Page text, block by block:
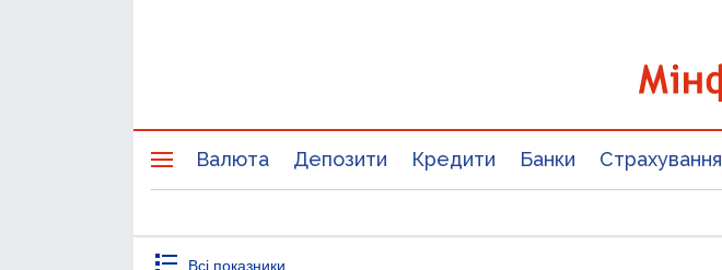
Валюта Депозити Кредити Банки Страхування
Всі показники